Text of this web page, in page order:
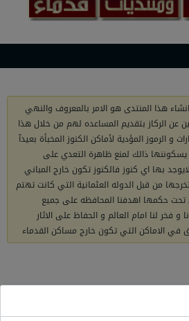
هذا المنتدى هو الامر بالمعروف والنهي
عن الركاز بتقديم المساعده لهم من خلال هذا
و الرموز المؤدية لأماكن الكنوز المخبأة بعيدآ
يسكوننها ذالك لمنع ظاهرة التعدي على
بها اي كنوز فالكنوز تكون خارج المباني
من قبل الدوله العثمانية التي كانت تهتم
تحت حكمها اهدفنا المحافظه على جميع
و فخر لنا امام العالم و الحفاظ على الاثار
في الاماكن التي تكون خارج مساكن القدماء